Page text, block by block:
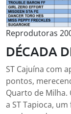
Reprodutoras
DÉCADA
ST Cajuína com
pontos,
Quarto de Milha.
a ST Tapioca,